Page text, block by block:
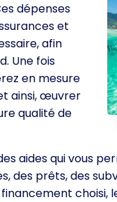
dépenses
et
afin
Une fois
en mesure
ainsi, œuvrer
qualité de
aides qui vous
des prêts, des
choisi,